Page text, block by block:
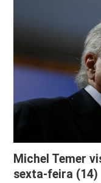
Michel Temer
sexta-feira (14)